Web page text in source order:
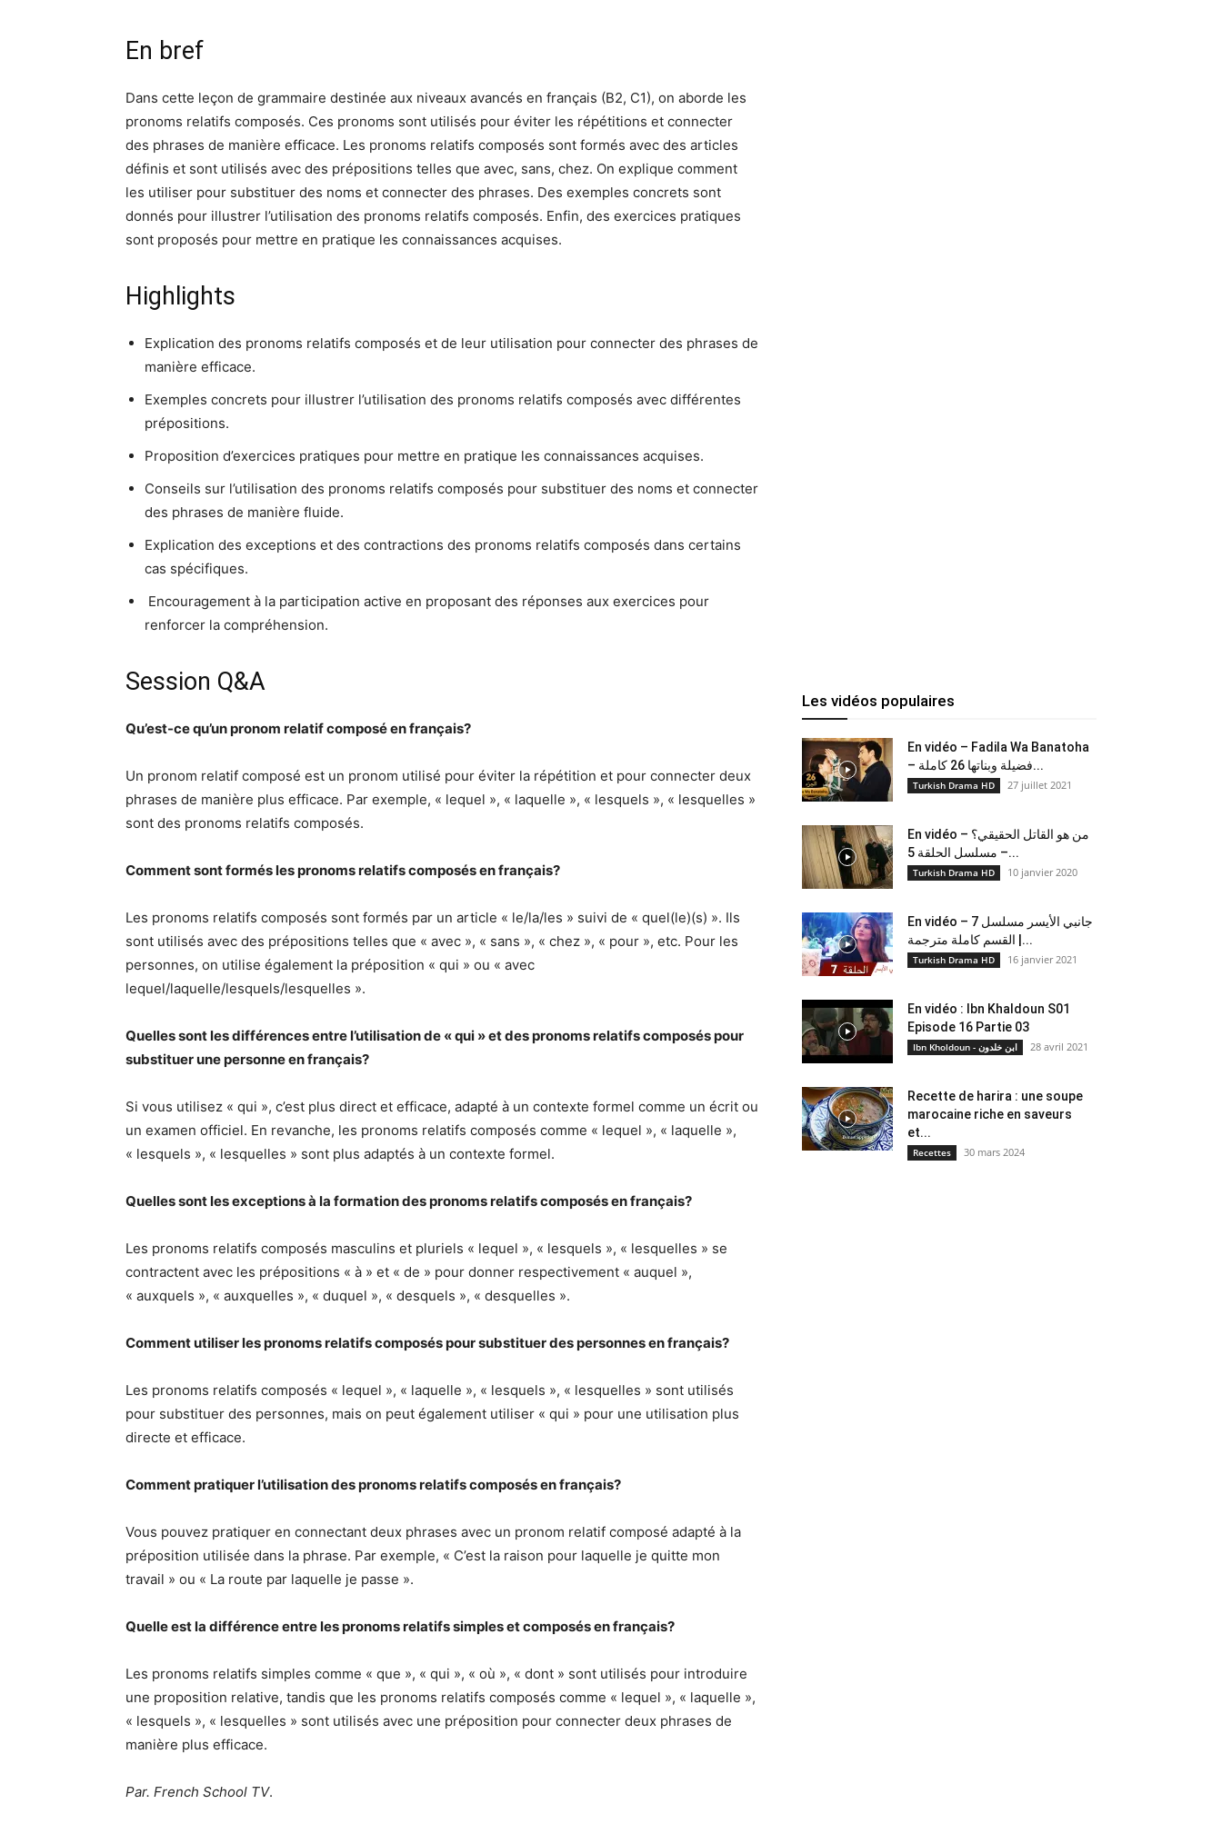
En bref
Dans cette leçon de grammaire destinée aux niveaux avancés en français (B2, C1), on aborde les
pronoms relatifs composés. Ces pronoms sont utilisés pour éviter les répétitions et connecter
des phrases de manière efficace. Les pronoms relatifs composés sont formés avec des articles
définis et sont utilisés avec des prépositions telles que avec, sans, chez. On explique comment
les utiliser pour substituer des noms et connecter des phrases. Des exemples concrets sont
donnés pour illustrer l’utilisation des pronoms relatifs composés. Enfin, des exercices pratiques
sont proposés pour mettre en pratique les connaissances acquises.
Highlights
Explication des pronoms relatifs composés et de leur utilisation pour connecter des phrases de
manière efficace.
Exemples concrets pour illustrer l’utilisation des pronoms relatifs composés avec différentes
prépositions.
Proposition d’exercices pratiques pour mettre en pratique les connaissances acquises.
Conseils sur l’utilisation des pronoms relatifs composés pour substituer des noms et connecter
des phrases de manière fluide.
Explication des exceptions et des contractions des pronoms relatifs composés dans certains
cas spécifiques.
️ Encouragement à la participation active en proposant des réponses aux exercices pour
renforcer la compréhension.
Session Q&A
Qu’est-ce qu’un pronom relatif composé en français?
Un pronom relatif composé est un pronom utilisé pour éviter la répétition et pour connecter deux
phrases de manière plus efficace. Par exemple, « lequel », « laquelle », « lesquels », « lesquelles »
sont des pronoms relatifs composés.
Comment sont formés les pronoms relatifs composés en français?
Les pronoms relatifs composés sont formés par un article « le/la/les » suivi de « quel(le)(s) ». Ils
sont utilisés avec des prépositions telles que « avec », « sans », « chez », « pour », etc. Pour les
personnes, on utilise également la préposition « qui » ou « avec
lequel/laquelle/lesquels/lesquelles ».
Quelles sont les différences entre l’utilisation de « qui » et des pronoms relatifs composés pour
substituer une personne en français?
Si vous utilisez « qui », c’est plus direct et efficace, adapté à un contexte formel comme un écrit ou
un examen officiel. En revanche, les pronoms relatifs composés comme « lequel », « laquelle »,
« lesquels », « lesquelles » sont plus adaptés à un contexte formel.
Quelles sont les exceptions à la formation des pronoms relatifs composés en français?
Les pronoms relatifs composés masculins et pluriels « lequel », « lesquels », « lesquelles » se
contractent avec les prépositions « à » et « de » pour donner respectivement « auquel »,
« auxquels », « auxquelles », « duquel », « desquels », « desquelles ».
Comment utiliser les pronoms relatifs composés pour substituer des personnes en français?
Les pronoms relatifs composés « lequel », « laquelle », « lesquels », « lesquelles » sont utilisés
pour substituer des personnes, mais on peut également utiliser « qui » pour une utilisation plus
directe et efficace.
Comment pratiquer l’utilisation des pronoms relatifs composés en français?
Vous pouvez pratiquer en connectant deux phrases avec un pronom relatif composé adapté à la
préposition utilisée dans la phrase. Par exemple, « C’est la raison pour laquelle je quitte mon
travail » ou « La route par laquelle je passe ».
Quelle est la différence entre les pronoms relatifs simples et composés en français?
Les pronoms relatifs simples comme « que », « qui », « où », « dont » sont utilisés pour introduire
une proposition relative, tandis que les pronoms relatifs composés comme « lequel », « laquelle »,
« lesquels », « lesquelles » sont utilisés avec une préposition pour connecter deux phrases de
manière plus efficace.
Par. French School TV.
Les vidéos populaires
En vidéo – Fadila Wa Banatoha
– فضيلة وبناتها 26 كاملة...
Turkish Drama HD 27 juillet 2021
En vidéo – من هو القاتل الحقيقي؟
– مسلسل الحلقة 5...
Turkish Drama HD 10 janvier 2020
En vidéo – جانبي الأيسر مسلسل 7
القسم كاملة مترجمة |...
Turkish Drama HD 16 janvier 2021
En vidéo : Ibn Khaldoun S01
Episode 16 Partie 03
Ibn Kholdoun - ابن خلدون 28 avril 2021
Recette de harira : une soupe
marocaine riche en saveurs
et...
Recettes 30 mars 2024